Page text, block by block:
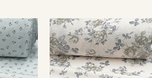
персональных
персональных
и